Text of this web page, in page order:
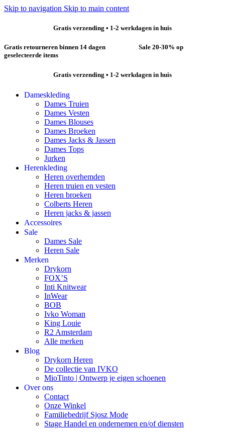
Skip to navigation Skip to main content
Gratis verzending • 1-2 werkdagen in huis
Gratis retourneren binnen 14 dagen
Sale 20-30% op
geselecteerde items
Gratis verzending • 1-2 werkdagen in huis
Dameskleding
Dames Truien
Dames Vesten
Dames Blouses
Dames Broeken
Dames Jacks & Jassen
Dames Tops
Jurken
Herenkleding
Heren overhemden
Heren truien en vesten
Heren broeken
Colberts Heren
Heren jacks & jassen
Accessoires
Sale
Dames Sale
Heren Sale
Merken
Drykorn
FOX’S
Inti Knitwear
InWear
BOB
Ivko Woman
King Louie
R2 Amsterdam
Alle merken
Blog
Drykorn Heren
De collectie van IVKO
MioTinto | Ontwerp je eigen schoenen
Over ons
Contact
Onze Winkel
Familiebedrijf Sjosz Mode
Stage Handel en ondernemen en/of diensten